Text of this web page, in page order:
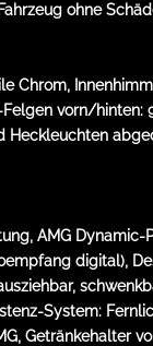
ohne
Chrom,
vorn/hinten:
Heckleuchten
AMG
digital),
System:
Getränkehalter